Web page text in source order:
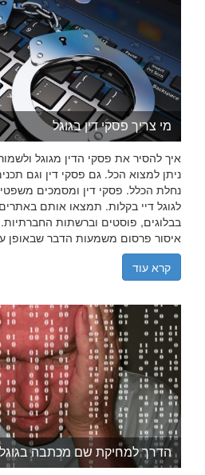
מי צריך פסקי דין בגוגל
איך להסיר את פסקי הדין מגוגל ולשמור
ניתן למצוא הכל. גם פסקי דין וגם
נחלת הכלל. פסקי דין ומסמכים
לגוגל דיי בקלות. תמצאו אותם
בבלוגים, פוסטים וברשתות החברתיות.
איסור פרסום משמעות הדבר שבאופן
קרא עוד
הדרך למחיקת שם מכתבה בגוגל